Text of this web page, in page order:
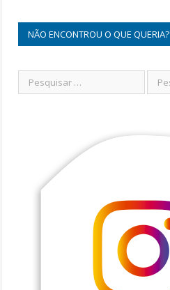
NÃO ENCONTROU O QUE QUERIA?